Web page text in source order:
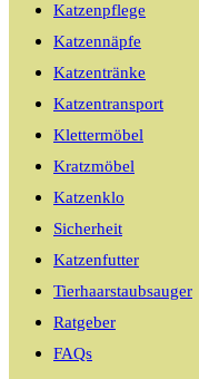
Katzenpflege
Katzennäpfe
Katzentränke
Katzentransport
Klettermöbel
Kratzmöbel
Katzenklo
Sicherheit
Katzenfutter
Tierhaarstaubsauger
Ratgeber
FAQs